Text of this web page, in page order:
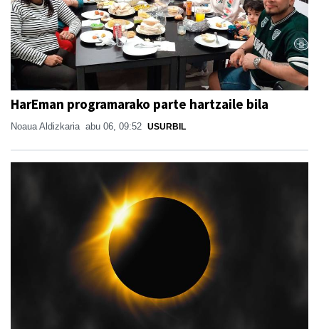
HarEman programarako parte hartzaile bila
Noaua Aldizkaria abu 06, 09:52 USURBIL